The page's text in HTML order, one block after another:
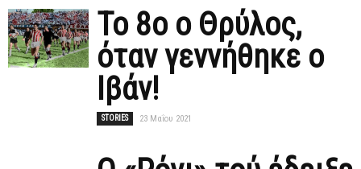
Το 8ο ο Θρύλος,
όταν γεννήθηκε ο
Ιβάν!
STORIES 23 Μαΐου 2021